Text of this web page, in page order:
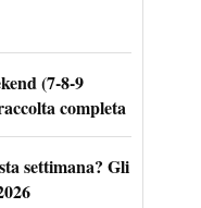
(7-8-9
completa
settimana? Gli